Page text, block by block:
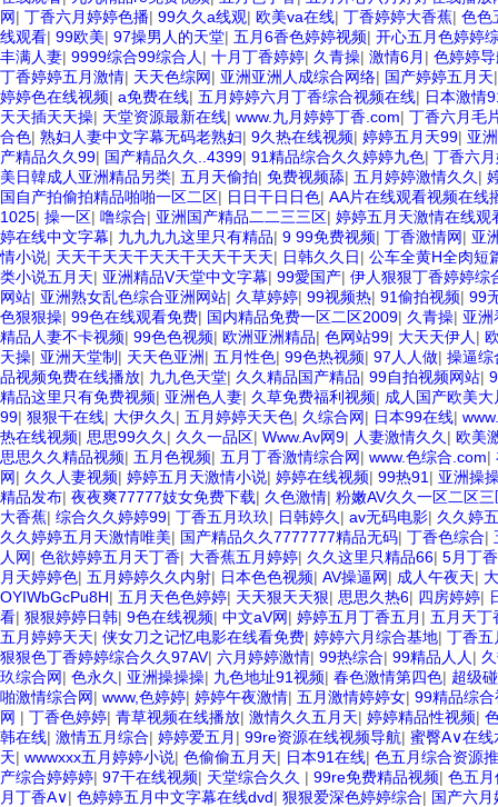
网| 丁香六月婷婷色播| 99久久a线观| 欧美va在线| 丁香婷婷大香蕉| 色色
线观看| 99欧美| 97操男人的天堂| 五月6香色婷婷视频| 开心五月色婷婷
丰满人妻| 9999综合99综合人 | 十月丁香婷婷| 久青操| 激情6月 | 色婷婷
丁香婷婷五月激情| 天天色综网| 亚洲亚洲人成综合网络| 国产婷婷五月天
婷婷色在线视频| a免费在线| 五月婷婷六月丁香综合视频在线| 日本激情
天天插天天操| 天堂资源最新在线| www.九月婷婷丁香.com| 丁香六月毛
合色| 熟妇人妻中文字幕无码老熟妇| 9久热在线视频| 婷婷五月天99| 亚
产精品久久99| 国产精品久久..4399| 91精品综合久久婷婷九色| 丁香六
美日韓成人亚洲精品另类| 五月天偷拍| 免费视频舔| 五月婷婷激情久久 |
国自产拍偷拍精品啪啪一区二区| 日日干日日色| AA片在线观看视频在线
1025| 操一区| 噜综合| 亚洲国产精品二二三三区| 婷婷五月天激情在线
婷在线中文字幕| 九九九九这里只有精品| 9 99免费视频| 丁香激情网| 亚
情小说| 天天干天天干天天干天天干天天| 日韩久久日| 公车全黄H全肉短
类小说五月天| 亚洲精品V天堂中文字幕| 99愛国产| 伊人狠狠丁香婷婷综
网站| 亚洲熟女乱色综合亚洲网站| 久草婷婷| 99视频热| 91偷拍视频| 99
色狠狠操| 99色在线观看免费| 国内精品免费一区二区2009| 久青操| 亚洲
精品人妻不卡视频| 99色色视频| 欧洲亚洲精品| 色网站99| 大天天伊人 |
天操| 亚洲天堂制 | 天天色亚洲| 五月性色| 99色热视频| 97人人做| 操逼综
品视频免费在线播放| 九九色天堂| 久久精品国产精品| 99自拍视频网站|
精品这里只有免费视频| 亚洲色人妻| 久草免费福利视频| 成人国产欧美大
99| 狠狠干在线| 大伊久久 | 五月婷婷天天色| 久综合网| 日本99在线|
热在线视频| 思思99久久 | 久久一品区| Www.Av网9| 人妻激情久久 | 欧美
思思久久精品视频| 五月色视频| 五月丁香激情综合网| www.色综合.com|
网| 久久人妻视频| 婷婷五月天激情小说| 婷婷在线视频| 99热91 | 亚洲操
精品发布| 夜夜爽77777妓女免费下载| 久色激情| 粉嫩AV久久一区二区三
大香蕉| 综合久久婷婷99| 丁香五月玖玖| 日韩婷久 | av无码电影| 久久婷
久久婷婷五月天激情唯美| 国产精品久久7777777精品无码| 丁香色综合|
人网| 色欲婷婷五月天丁香| 大香蕉五月婷婷| 久久这里只精品66| 5月丁
月天婷婷色| 五月婷婷久久内射| 日本色色视频| AV操逼网| 成人午夜天|
OYIWbGcPu8H| 五月天色色婷婷| 天天狠天天狠| 思思久热6| 四房婷婷|
看| 狠狠婷婷日韩| 9色在线视频| 中文aV网| 婷婷五月丁香五月 | 五月天丁
五月婷婷天天| 侠女刀之记忆电影在线看免费| 婷婷六月综合基地| 丁香五
狠狠色丁香婷婷综合久久97AV| 六月婷婷激情| 99热综合| 99精品人人 |
玖综合网| 色永久 | 亚洲操操操| 九色地址91视频| 春色激情第四色| 超级
啪激情综合网| www,色婷婷| 婷婷午夜激情| 五月激情婷婷女| 99精品综合
网 | 丁香色婷婷| 青草视频在线播放| 激情久久五月天| 婷婷精品性视频|
韩在线| 激情五月综合| 婷婷爱五月 | 99re资源在线视频导航| 蜜臀A∨在线
天| wwwxxx五月婷婷小说| 色偷偷五月天| 日本91在线| 色五月综合资源
产综合婷婷婷| 97干在线视频| 天堂综合久久 | 99re免费精品视频| 色五月
月丁香A∨| 色婷婷五月中文字幕在线dvd| 狠狠爱深色婷婷综合| 国产六月